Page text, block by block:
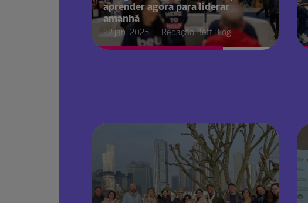
aprender agora para liderar
amanhã
22 jan. 2025 Redação Bett Blog